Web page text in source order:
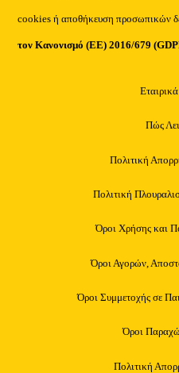
cookies ή αποθήκευση προσωπικών
τον Κανονισμό (ΕΕ) 2016/679
Πώς
Πολιτική
Πολιτική
Όροι Χρήσης και
Όροι Αγορών,
Όροι Συμμετοχής σε
Όροι
Πολιτική